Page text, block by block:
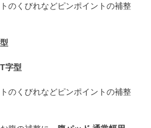
のくびれなどピンポイントの補整
T字型
のくびれなどピンポイントの補整